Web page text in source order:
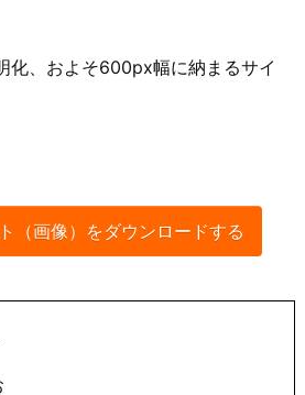
化、およそ600px幅に納まるサイ
（画像）をダウンロードする